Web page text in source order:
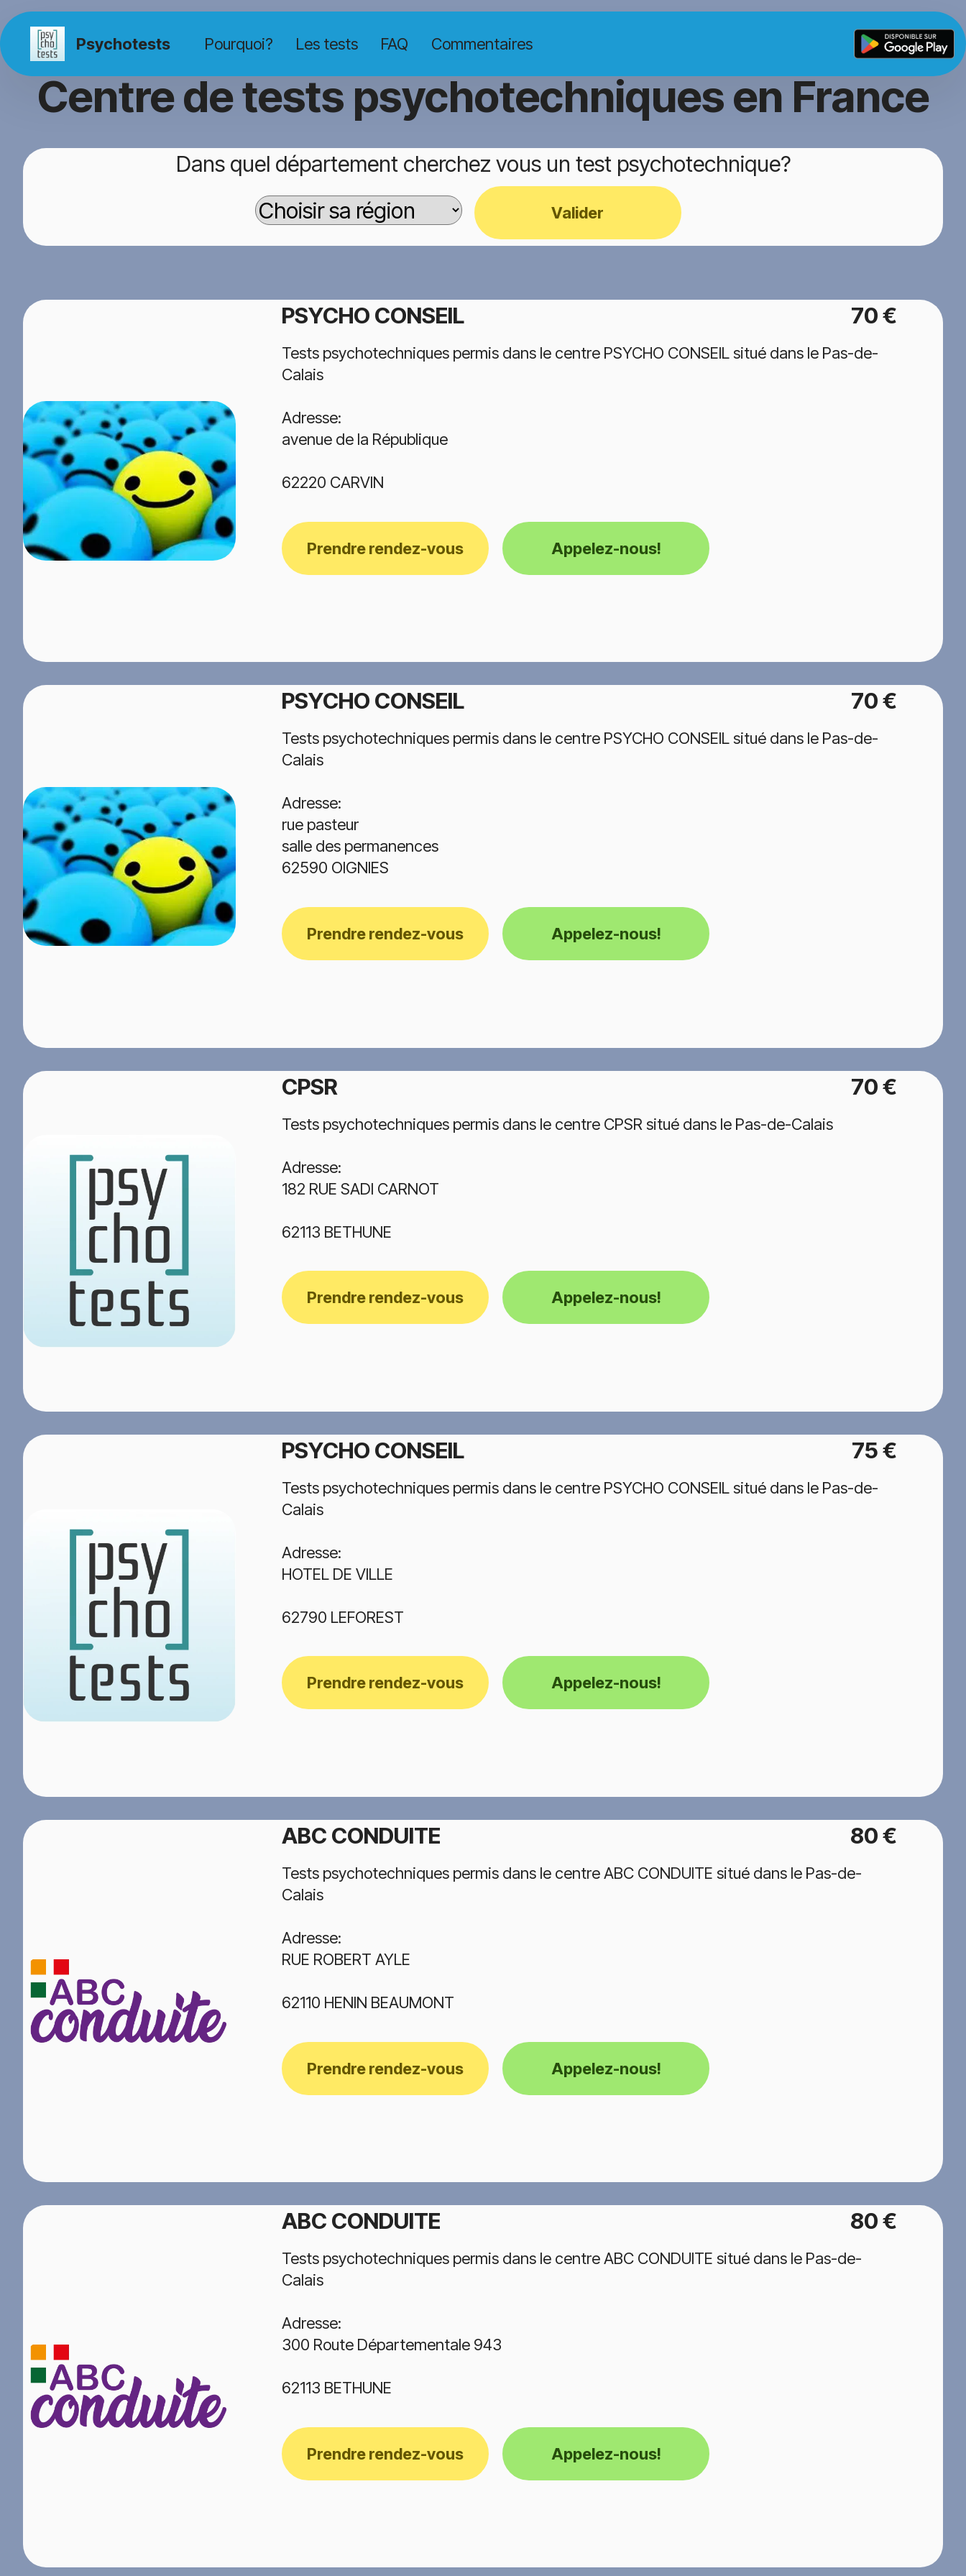
Psychotests Pourquoi? Les tests FAQ Commentaires
Centre de tests psychotechniques en France
Dans quel département cherchez vous un test psychotechnique?
Valider
PSYCHO CONSEIL 70 €
Tests psychotechniques permis dans le centre PSYCHO CONSEIL situé dans le Pas-de-
Calais
Adresse:
avenue de la République
62220 CARVIN
Prendre rendez-vous Appelez-nous!
PSYCHO CONSEIL 70 €
Tests psychotechniques permis dans le centre PSYCHO CONSEIL situé dans le Pas-de-
Calais
Adresse:
rue pasteur
salle des permanences
62590 OIGNIES
Prendre rendez-vous Appelez-nous!
CPSR 70 €
Tests psychotechniques permis dans le centre CPSR situé dans le Pas-de-Calais
Adresse:
182 RUE SADI CARNOT
62113 BETHUNE
Prendre rendez-vous Appelez-nous!
PSYCHO CONSEIL 75 €
Tests psychotechniques permis dans le centre PSYCHO CONSEIL situé dans le Pas-de-
Calais
Adresse:
HOTEL DE VILLE
62790 LEFOREST
Prendre rendez-vous Appelez-nous!
ABC CONDUITE 80 €
Tests psychotechniques permis dans le centre ABC CONDUITE situé dans le Pas-de-
Calais
Adresse:
RUE ROBERT AYLE
62110 HENIN BEAUMONT
Prendre rendez-vous Appelez-nous!
ABC CONDUITE 80 €
Tests psychotechniques permis dans le centre ABC CONDUITE situé dans le Pas-de-
Calais
Adresse:
300 Route Départementale 943
62113 BETHUNE
Prendre rendez-vous Appelez-nous!